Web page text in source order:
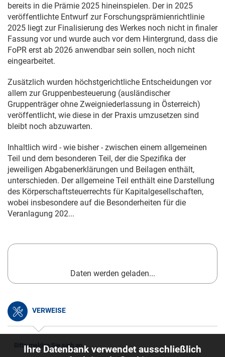
bereits in die Prämie 2025 hineinspielen. Der in 2025
veröffentlichte Entwurf zur Forschungsprämienrichtlinie
2025 liegt zur Finalisierung des Werkes noch nicht in finaler
Fassung vor und wurde auch vor dem Hintergrund, dass die
FoPR erst ab 2026 anwendbar sein sollen, noch nicht
eingearbeitet.
Zusätzlich wurden höchstgerichtliche Entscheidungen vor
allem zur Gruppenbesteuerung (ausländischer
Gruppenträger ohne Zweigniederlassung in Österreich)
veröffentlicht, wie diese in der Praxis umzusetzen sind
bleibt noch abzuwarten.
Inhaltlich wird - wie bisher - zwischen einem allgemeinen
Teil und dem besonderen Teil, der die Spezifika der
jeweiligen Abgabenerklärungen und Beilagen enthält,
unterschieden. Der allgemeine Teil enthält eine Darstellung
des Körperschaftsteuerrechts für Kapitalgesellschaften,
wobei insbesondere auf die Besonderheiten für die
Veranlagung 202...
Daten werden geladen...
VERWEISE
Bitte melden Sie sich an.
Ihre Datenbank verwendet ausschließlich